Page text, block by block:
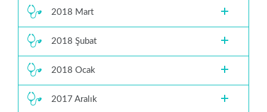
2018 Mart
2018 Şubat
2018 Ocak
2017 Aralık